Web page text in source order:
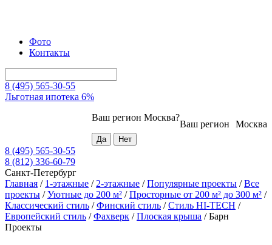
Фото
Контакты
8 (495) 565-30-55
Льготная ипотека 6%
Москва
Ваш регион
Ваш регион Москва?
8 (495) 565-30-55
8 (812) 336-60-79
Санкт-Петербург
Главная / 1-этажные / 2-этажные /Популярные проекты /Все
проекты /Уютные до 200 м² /Просторные от 200 м² до 300 м² /
Классический стиль /Финский стиль /Стиль HI-TECH /
Европейский стиль /Фахверк /Плоская крыша /Барн
Проекты